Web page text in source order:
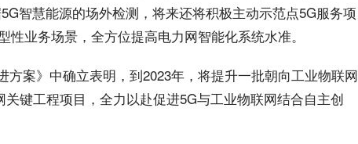
智慧能源的场外检测，将来还将积极主动示范点5G服务项
业务场景，全方位提高电力网智能化系统水准。
方案》中确立表明，到2023年，将提升一批朝向工业物联网
键工程项目，全力以赴促进5G与工业物联网结合自主创